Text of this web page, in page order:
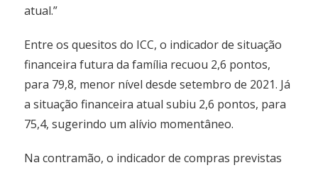
atual.”
Entre os quesitos do ICC, o indicador de situação
financeira futura da família recuou 2,6 pontos,
para 79,8, menor nível desde setembro de 2021. Já
a situação financeira atual subiu 2,6 pontos, para
75,4, sugerindo um alívio momentâneo.
Na contramão, o indicador de compras previstas